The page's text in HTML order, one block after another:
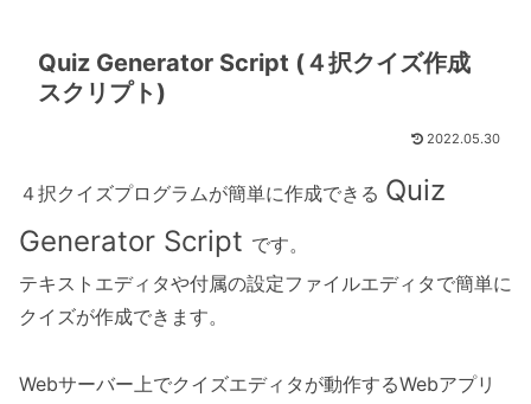
Quiz Generator Script (４択クイズ作成
スクリプト)
2022.05.30
４択クイズプログラムが簡単に作成できる Quiz
Generator Script です。
テキストエディタや付属の設定ファイルエディタで簡単に
クイズが作成できます。
Webサーバー上でクイズエディタが動作するWebアプリ